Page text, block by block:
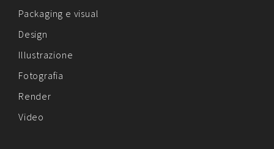
Packaging e visual
Design
Illustrazione
Fotografia
Render
Video